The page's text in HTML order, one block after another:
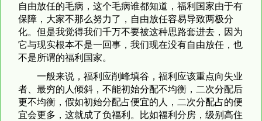
自由放任的毛病，这个毛病谁都知道，福利国家由于有
保障，大家不那么努力了，自由放任容易导致两极分
化。但是我觉得我们千万不要被这种思路套进去，因为
它与现实根本不是一回事，我们现在没有自由放任，也
不是所谓的福利国家。
一般来说，福利应削峰填谷，福利应该重点向失业
者、最穷的人倾斜，不能初始分配不均衡，二次分配后
更不均衡，假如初始分配占便宜的人，二次分配占的便
宜会更多，这就成了负福利。比如福利分房，级别高住